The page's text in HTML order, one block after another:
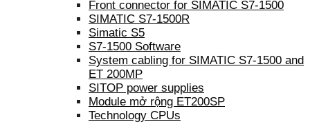
Front connector for SIMATIC S7-1500
SIMATIC S7-1500R
Simatic S5
S7-1500 Software
System cabling for SIMATIC S7-1500 and
ET 200MP
SITOP power supplies
Module mở rộng ET200SP
Technology CPUs